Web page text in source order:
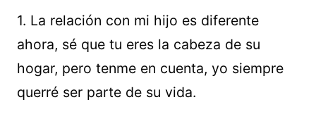
1. La relación con mi hijo es diferente
ahora, sé que tu eres la cabeza de su
hogar, pero tenme en cuenta, yo siempre
querré ser parte de su vida.